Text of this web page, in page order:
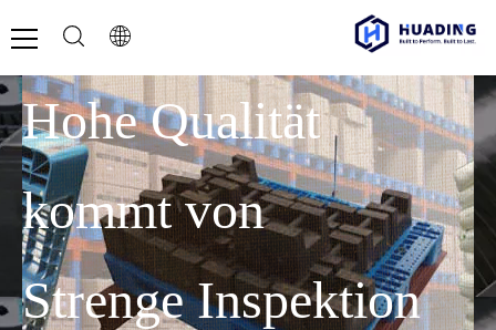
Hohe Qualität
kommt von
Strenge Inspektion